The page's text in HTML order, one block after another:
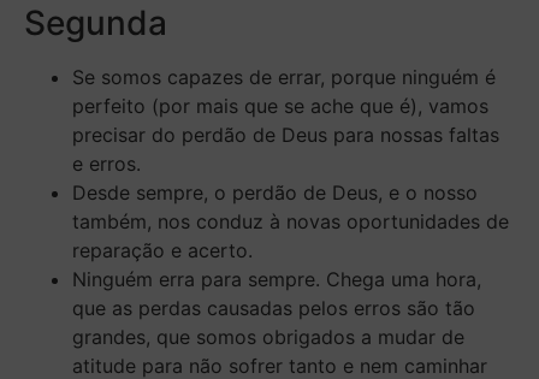
Segunda
Se somos capazes de errar, porque ninguém é
perfeito (por mais que se ache que é), vamos
precisar do perdão de Deus para nossas faltas
e erros.
Desde sempre, o perdão de Deus, e o nosso
também, nos conduz à novas oportunidades de
reparação e acerto.
Ninguém erra para sempre. Chega uma hora,
que as perdas causadas pelos erros são tão
grandes, que somos obrigados a mudar de
atitude para não sofrer tanto e nem caminhar